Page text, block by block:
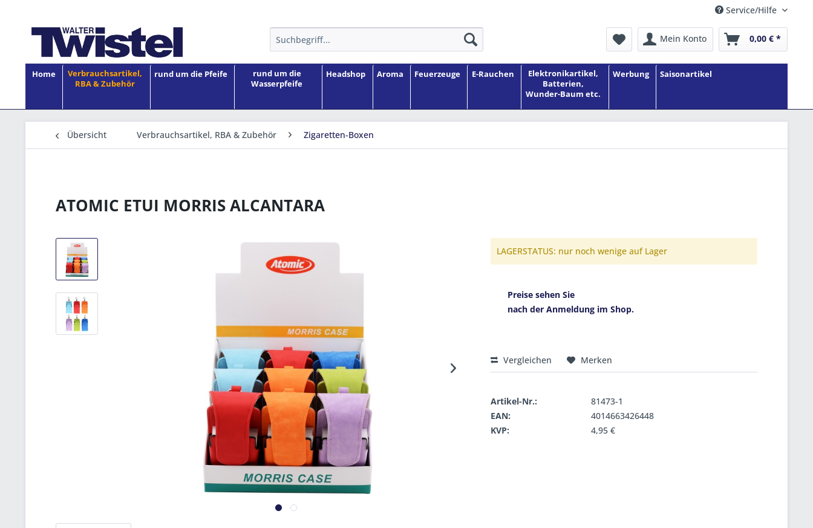
Service/Hilfe
Mein Konto 0,00 € *
Home
Verbrauchsartikel,
RBA & Zubehör
rund um die Pfeife
rund um die
Wasserpfeife
Headshop Aroma Feuerzeuge E-Rauchen
Elektronikartikel,
Batterien,
Wunder-Baum etc.
Werbung Saisonartikel
Übersicht Verbrauchsartikel, RBA & Zubehör Zigaretten-Boxen
ATOMIC ETUI MORRIS ALCANTARA
LAGERSTATUS: nur noch wenige auf Lager
Preise sehen Sie
nach der Anmeldung im Shop.
Vergleichen Merken
Artikel-Nr.:
81473-1
EAN:
4014663426448
KVP:
4,95 €